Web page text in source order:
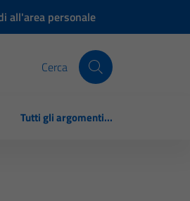
all'area personale
Cerca
Tutti gli argomenti...